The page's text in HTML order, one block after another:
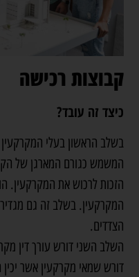
קבוצות רכישה
כיצד זה עובד?
בשלב הראשון בעלי
המשמש כגורם המארגן של
הזכות לרכוש את
המקרקעין. בשלב זה גם
הצדדים.
השלב השני דורש עורך דין
דורש שמאי מקרקעין אשר